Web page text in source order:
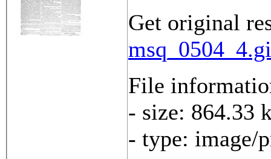
Get original
File
- size: 864.33
- type: image/